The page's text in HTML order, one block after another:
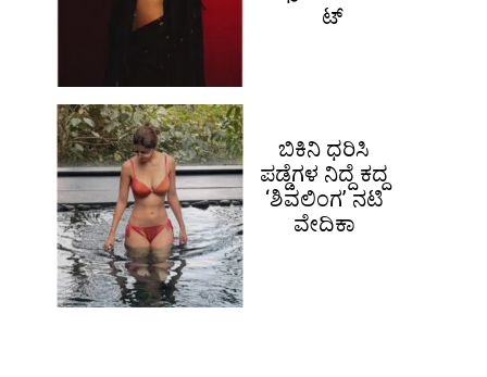
ಬಿಕಿನಿ ಧರಿಸಿ
ಪಡ್ಡೆಗಳ ನಿದ್ದೆ ಕದ್ದ
‘ಶಿವಲಿಂಗ’ ನಟಿ
ವೇದಿಕಾ
ಟ್